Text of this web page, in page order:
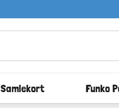
Samlekort Funko